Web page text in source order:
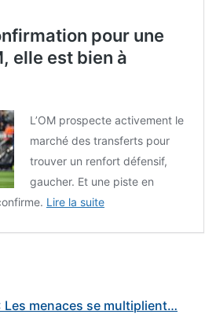
pour une
elle est bien à
L’OM prospecte activement le
marché des transferts pour
trouver un renfort défensif,
gaucher. Et une piste en
Lire la suite
Les menaces se multiplient…